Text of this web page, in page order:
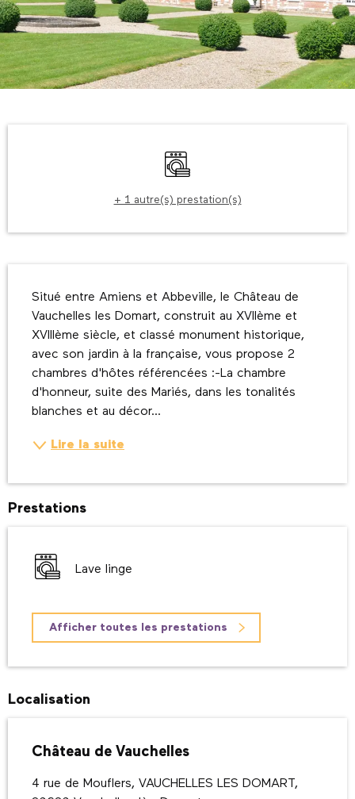
Lave linge
+ 1 autre(s) prestation(s)
Situé entre Amiens et Abbeville, le Château de
Vauchelles les Domart, construit au XVIIème et
XVIIIème siècle, et classé monument historique,
avec son jardin à la française, vous propose 2
chambres d'hôtes référencées :-La chambre
d'honneur, suite des Mariés, dans les tonalités
blanches et au décor...
Lire la suite
Prestations
Lave linge
Afficher toutes les prestations
Localisation
Château de Vauchelles
4 rue de Mouflers, VAUCHELLES LES DOMART,